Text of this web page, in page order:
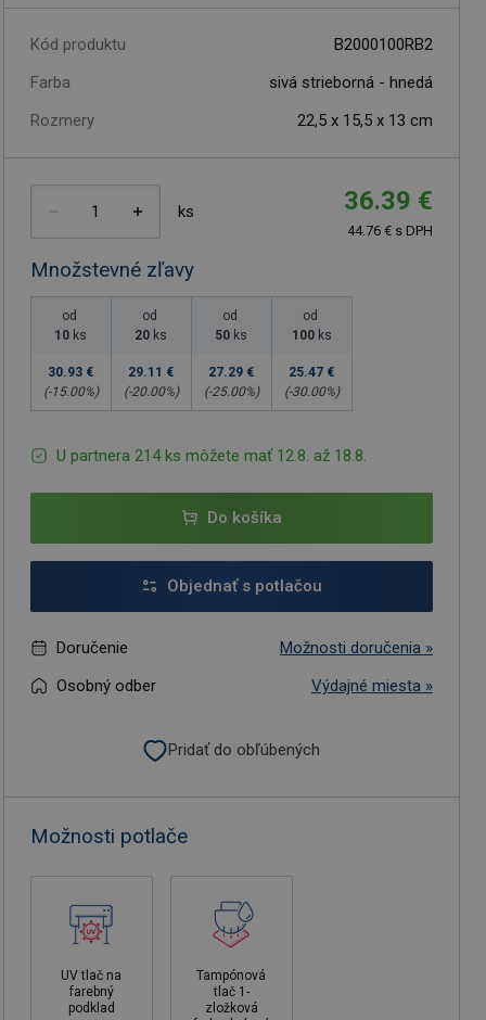
Kód produktu
B2000100RB2
Farba
sivá strieborná - hnedá
Rozmery
22,5 x 15,5 x 13 cm
ks 36.39 €
44.76 € s DPH
Množstevné zľavy
od
10 ks
30.93 €
(-15.00%)
od
20 ks
29.11 €
(-20.00%)
od
50 ks
27.29 €
(-25.00%)
od
100 ks
25.47 €
(-30.00%)
U partnera 214 ks môžete mať 12.8. až 18.8.
Do košíka
Objednať s potlačou
Doručenie
Možnosti doručenia »
Osobný odber
Výdajné miesta »
Pridať do obľúbených
Možnosti potlače
UV tlač na
farebný
podklad
Tampónová
tlač 1-
zložková